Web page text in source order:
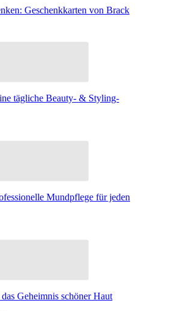
Geschenkkarten von Brack
tägliche Beauty- & Styling-
Mundpflege für jeden
Geheimnis schöner Haut